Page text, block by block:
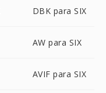
DBK para SIX
AW para SIX
AVIF para SIX